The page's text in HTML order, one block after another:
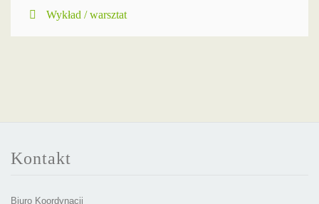
Wykład / warsztat
Kontakt
Biuro Koordynacji